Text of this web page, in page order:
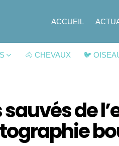
ACCUEIL
🐴 CHEVAUX 🐦
de